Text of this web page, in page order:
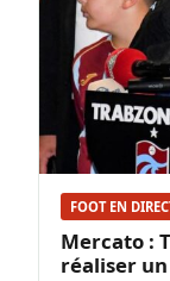
FOOT EN
Mercato :
réaliser